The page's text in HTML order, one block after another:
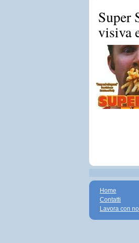
Super
visiva
Home
Contatti
Lavora con